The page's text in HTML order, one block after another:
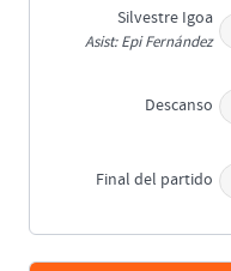
Silvestre Igoa
Asist: Epi Fernández
Descanso
Final del partido